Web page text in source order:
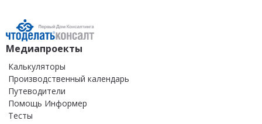
Медиапроекты
Калькуляторы
Производственный календарь
Путеводители
Помощь Информер
Тесты